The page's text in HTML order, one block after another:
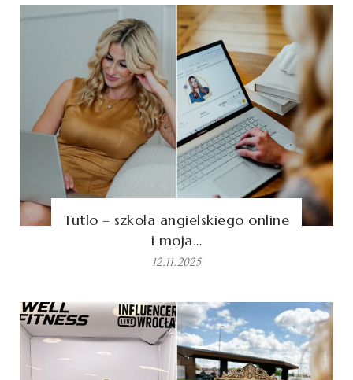
Tutlo – szkoła angielskiego online
i moja…
12.11.2025